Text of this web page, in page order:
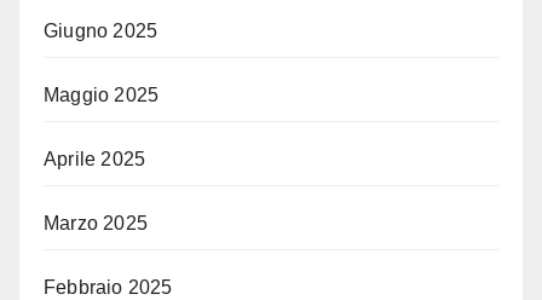
Giugno 2025
Maggio 2025
Aprile 2025
Marzo 2025
Febbraio 2025